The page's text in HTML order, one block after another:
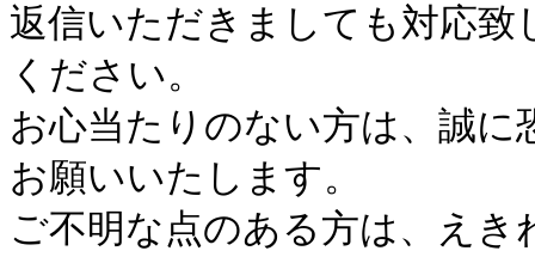
返信いただきましても対応
ください。
お心当たりのない方は、誠
お願いいたします。
ご不明な点のある方は、え